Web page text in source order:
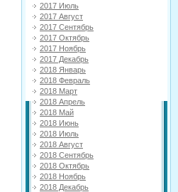
2017 Июль
2017 Август
2017 Сентябрь
2017 Октябрь
2017 Ноябрь
2017 Декабрь
2018 Январь
2018 Февраль
2018 Март
2018 Апрель
2018 Май
2018 Июнь
2018 Июль
2018 Август
2018 Сентябрь
2018 Октябрь
2018 Ноябрь
2018 Декабрь